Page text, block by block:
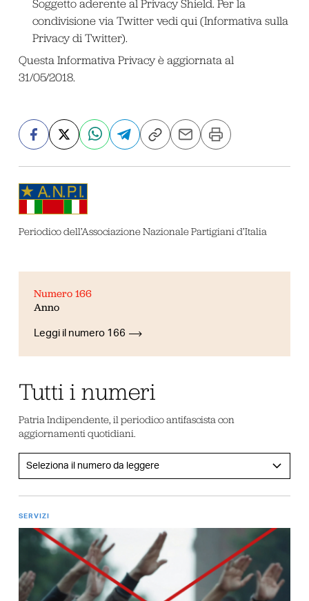
Soggetto aderente al Privacy Shield. Per la
condivisione via Twitter vedi qui (Informativa sulla
Privacy di Twitter).
Questa Informativa Privacy è aggiornata al
31/05/2018.
Periodico dell’Associazione Nazionale Partigiani d’Italia
Numero 166
Anno
Leggi il numero 166
Tutti i numeri
Patria Indipendente, il periodico antifascista con
aggiornamenti quotidiani.
SERVIZI